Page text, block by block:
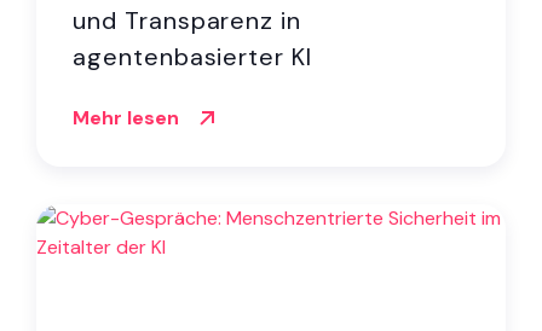
und Transparenz in
agentenbasierter KI
Mehr lesen